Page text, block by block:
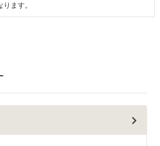
ます。